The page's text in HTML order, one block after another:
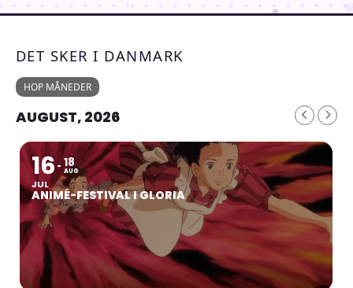
DET SKER I DANMARK
HOP MÅNEDER
AUGUST, 2026
16
JUL
18
AUG
ANIMÉ-FESTIVAL I GLORIA